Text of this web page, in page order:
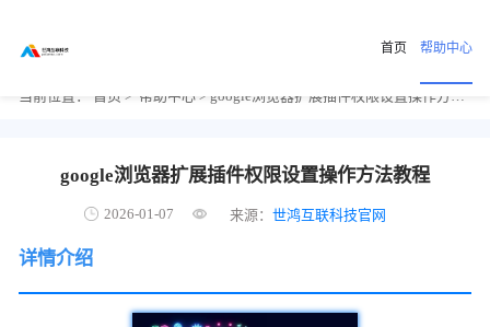
首页 帮助中心
当前位置： 首页 > 帮助中心 > google浏览器扩展插件权限设置操作方法教程
google浏览器扩展插件权限设置操作方法教程
2026-01-07 来源：世鸿互联科技官网
详情介绍